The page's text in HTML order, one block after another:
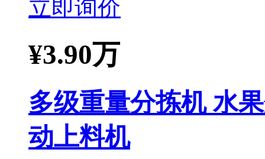
立即询价
¥3.90万
多级重量分拣机 水
动上料机